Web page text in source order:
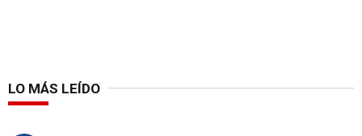
LO MÁS LEÍDO